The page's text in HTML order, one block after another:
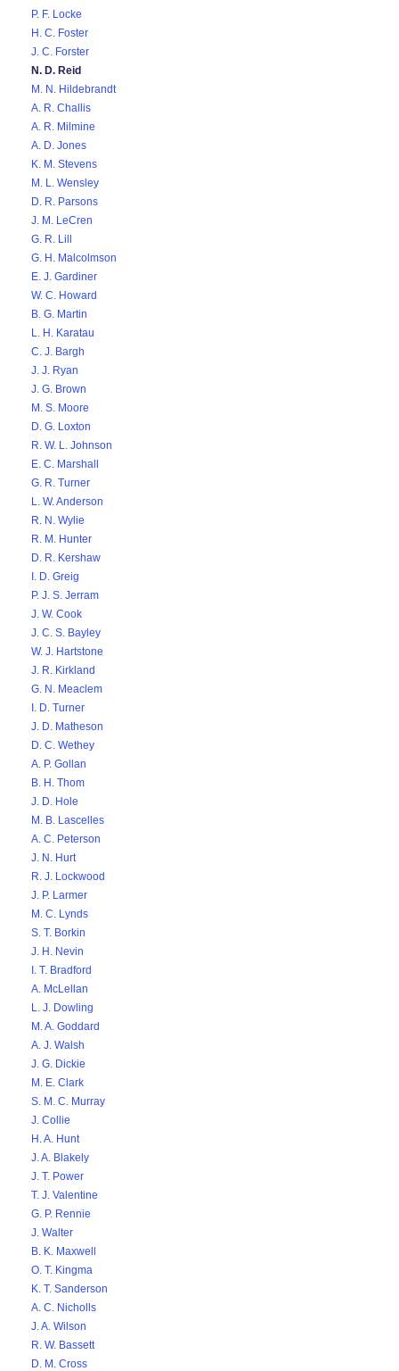
P. F. Locke
H. C. Foster
J. C. Forster
N. D. Reid
M. N. Hildebrandt
A. R. Challis
A. R. Milmine
A. D. Jones
K. M. Stevens
M. L. Wensley
D. R. Parsons
J. M. LeCren
G. R. Lill
G. H. Malcolmson
E. J. Gardiner
W. C. Howard
B. G. Martin
L. H. Karatau
C. J. Bargh
J. J. Ryan
J. G. Brown
M. S. Moore
D. G. Loxton
R. W. L. Johnson
E. C. Marshall
G. R. Turner
L. W. Anderson
R. N. Wylie
R. M. Hunter
D. R. Kershaw
I. D. Greig
P. J. S. Jerram
J. W. Cook
J. C. S. Bayley
W. J. Hartstone
J. R. Kirkland
G. N. Meaclem
I. D. Turner
J. D. Matheson
D. C. Wethey
A. P. Gollan
B. H. Thom
J. D. Hole
M. B. Lascelles
A. C. Peterson
J. N. Hurt
R. J. Lockwood
J. P. Larmer
M. C. Lynds
S. T. Borkin
J. H. Nevin
I. T. Bradford
A. McLellan
L. J. Dowling
M. A. Goddard
A. J. Walsh
J. G. Dickie
M. E. Clark
S. M. C. Murray
J. Collie
H. A. Hunt
J. A. Blakely
J. T. Power
T. J. Valentine
G. P. Rennie
J. Walter
B. K. Maxwell
O. T. Kingma
K. T. Sanderson
A. C. Nicholls
J. A. Wilson
R. W. Bassett
D. M. Cross